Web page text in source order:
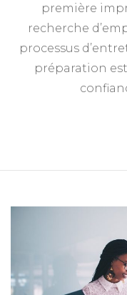
première
recherche
processus
préparation